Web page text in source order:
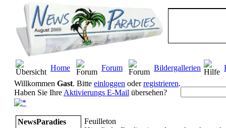
Home Forum Bildergallerien
Willkommen Gast. Bitte einloggen oderregistrieren.
Haben Sie Ihre Aktivierungs E-Mail übersehen?
NewsParadies
Feuilleton